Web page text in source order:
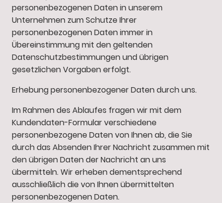
personenbezogenen Daten in unserem
Unternehmen zum Schutze Ihrer
personenbezogenen Daten immer in
Übereinstimmung mit den geltenden
Datenschutzbestimmungen und übrigen
gesetzlichen Vorgaben erfolgt.
Erhebung personenbezogener Daten durch uns.
Im Rahmen des Ablaufes fragen wir mit dem
Kundendaten-Formular verschiedene
personenbezogene Daten von Ihnen ab, die Sie
durch das Absenden Ihrer Nachricht zusammen mit
den übrigen Daten der Nachricht an uns
übermitteln. Wir erheben dementsprechend
ausschließlich die von Ihnen übermittelten
personenbezogenen Daten.